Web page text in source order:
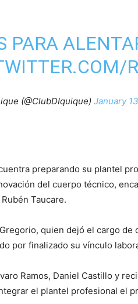
PARA
(@ClubDIquique) January
preparando su plantel
del cuerpo técnico,
Taucare.
quien dejó el cargo
por finalizado su vínculo
Ramos, Daniel Castillo y
el plantel profesional el